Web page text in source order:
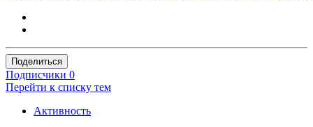
Поделиться
Подписчики 0
Перейти к списку тем
Активность